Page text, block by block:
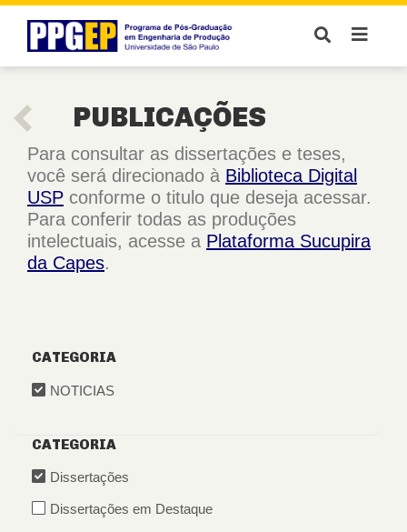
PUBLICAÇÕES
Para consultar as dissertações e teses,
você será direcionado à Biblioteca Digital
USP conforme o titulo que deseja acessar.
Para conferir todas as produções
intelectuais, acesse a Plataforma Sucupira
da Capes.
CATEGORIA
NOTICIAS
CATEGORIA
Dissertações
Dissertações em Destaque